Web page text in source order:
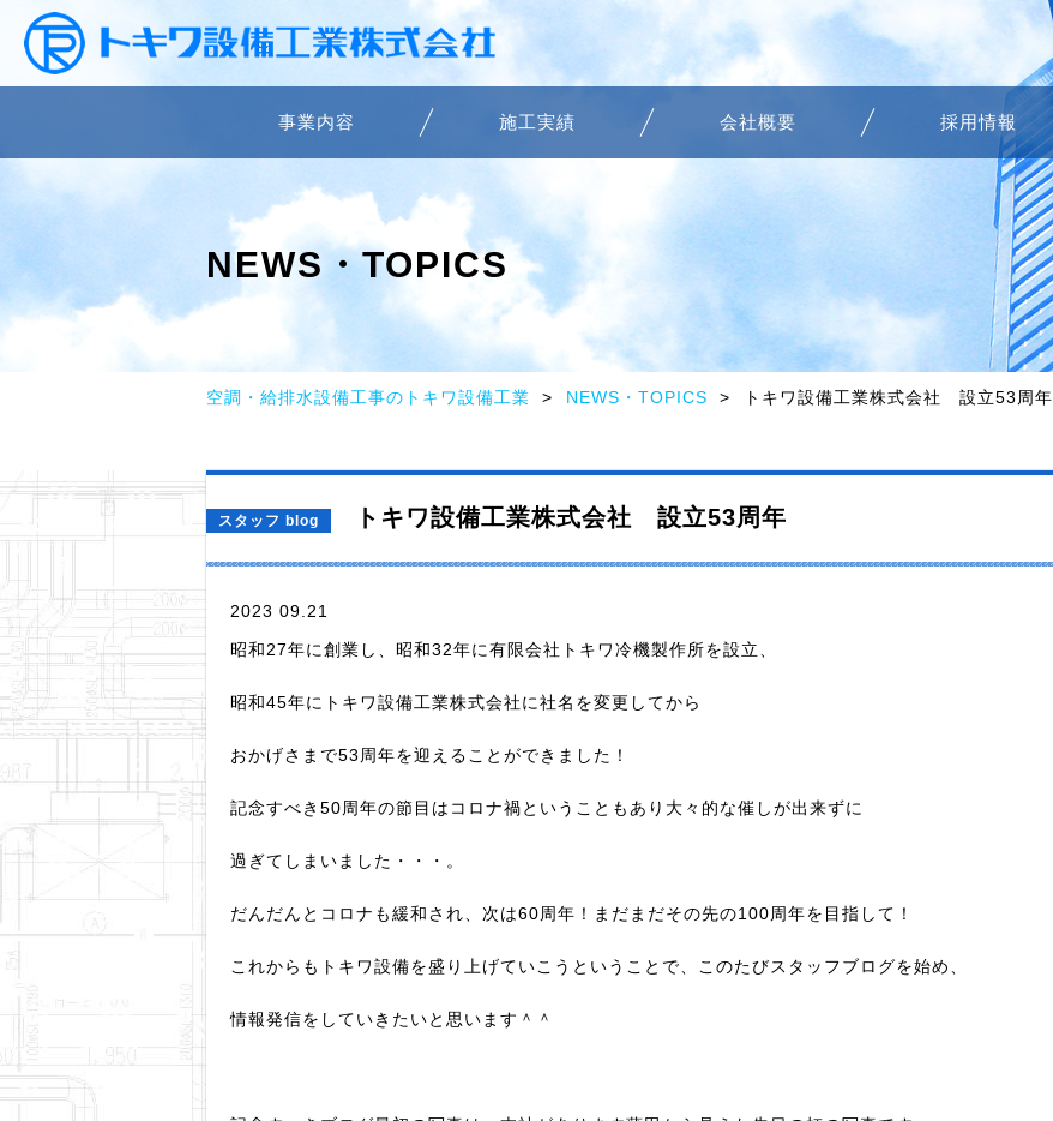
事業内容 施工実績 会社概要 採用情報
NEWS・TOPICS
空調・給排水設備工事のトキワ設備工業 NEWS・TOPICS トキワ設備工業株式会社 設立53周年
スタッフ blog トキワ設備工業株式会社 設立53周年
2023 09.21
昭和27年に創業し、昭和32年に有限会社トキワ冷機製作所を設立、
昭和45年にトキワ設備工業株式会社に社名を変更してから
おかげさまで53周年を迎えることができました！
記念すべき50周年の節目はコロナ禍ということもあり大々的な催しが出来ずに
過ぎてしまいました・・・。
だんだんとコロナも緩和され、次は60周年！まだまだその先の100周年を目指して！
これからもトキワ設備を盛り上げていこうということで、このたびスタッフブログを始め、
情報発信をしていきたいと思います＾＾